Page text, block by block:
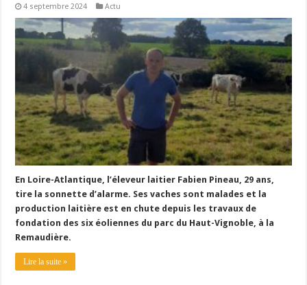
Un été fructueux pour Lactalis
4 septembre 2024 Actu
En Loire-Atlantique, l’éleveur laitier Fabien Pineau, 29 ans,
tire la sonnette d’alarme. Ses vaches sont malades et la
production laitière est en chute depuis les travaux de
fondation des six éoliennes du parc du Haut-Vignoble, à la
Remaudière.
Lire la suite »